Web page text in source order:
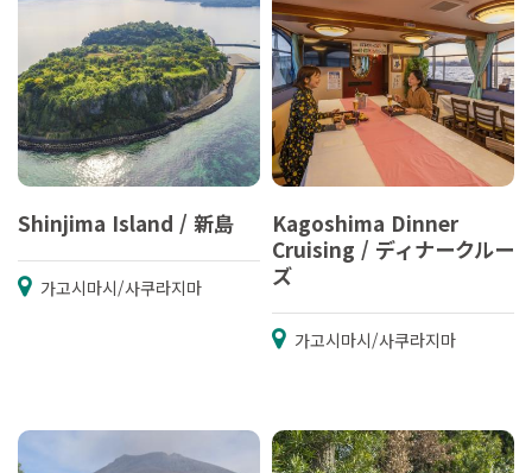
Shinjima Island / 新島
가고시마시/사쿠라지마
Kagoshima Dinner
Cruising / ディナークルー
ズ
가고시마시/사쿠라지마